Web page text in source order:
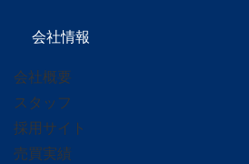
会社情報
会社概要
スタッフ
採用サイト
売買実績